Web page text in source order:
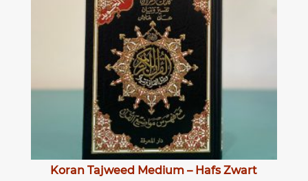
Koran Tajweed Medium – Hafs Zwart